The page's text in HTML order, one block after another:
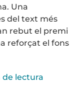
Una
del text més
rebut el premi
reforçat el fons
de lectura